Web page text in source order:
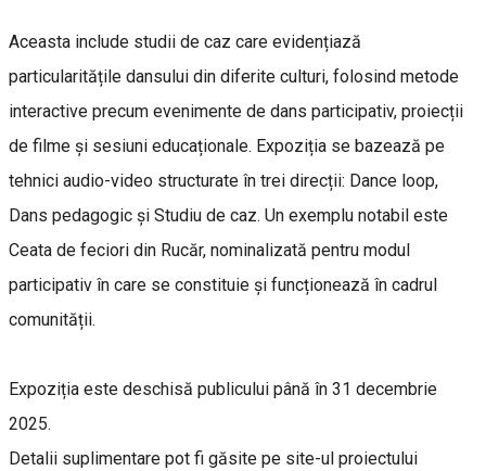
Aceasta include studii de caz care evidențiază
particularitățile dansului din diferite culturi, folosind metode
interactive precum evenimente de dans participativ, proiecții
de filme și sesiuni educaționale. Expoziția se bazează pe
tehnici audio-video structurate în trei direcții: Dance loop,
Dans pedagogic și Studiu de caz. Un exemplu notabil este
Ceata de feciori din Rucăr, nominalizată pentru modul
participativ în care se constituie și funcționează în cadrul
comunității.
Expoziția este deschisă publicului până în 31 decembrie
2025.
Detalii suplimentare pot fi găsite pe site-ul proiectului